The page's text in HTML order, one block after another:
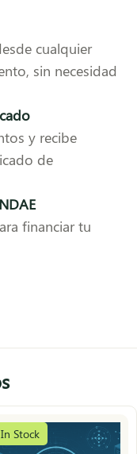
cualquier
sin necesidad
y recibe
de
financiar tu
In Stock